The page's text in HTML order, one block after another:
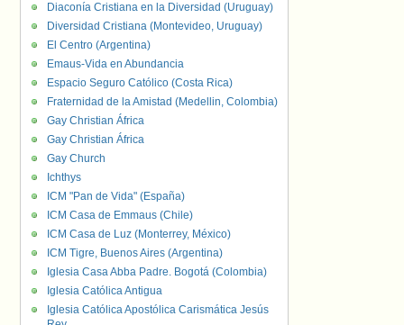
Diaconía Cristiana en la Diversidad (Uruguay)
Diversidad Cristiana (Montevideo, Uruguay)
El Centro (Argentina)
Emaus-Vida en Abundancia
Espacio Seguro Católico (Costa Rica)
Fraternidad de la Amistad (Medellin, Colombia)
Gay Christian África
Gay Christian África
Gay Church
Ichthys
ICM "Pan de Vida" (España)
ICM Casa de Emmaus (Chile)
ICM Casa de Luz (Monterrey, México)
ICM Tigre, Buenos Aires (Argentina)
Iglesia Casa Abba Padre. Bogotá (Colombia)
Iglesia Católica Antigua
Iglesia Católica Apostólica Carismática Jesús